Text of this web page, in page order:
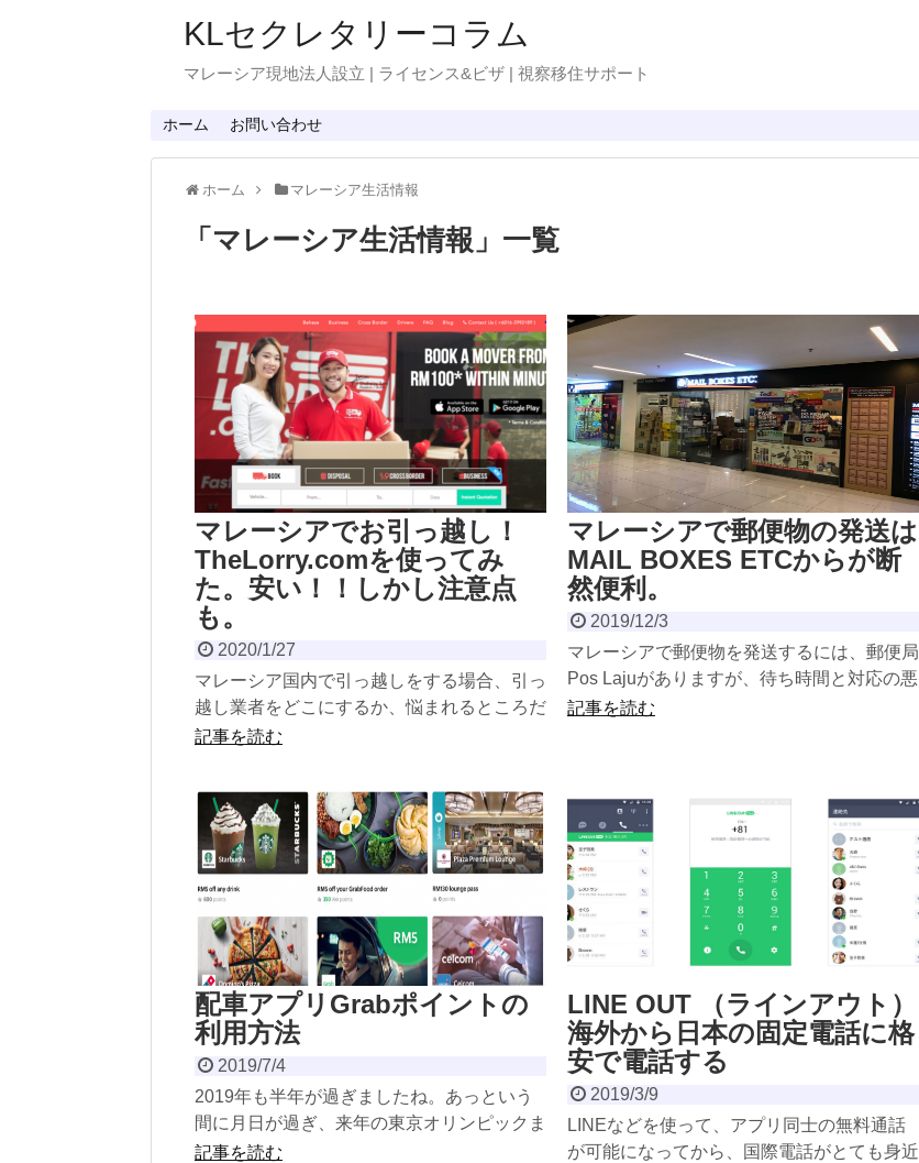
KLセクレタリーコラム
マレーシア現地法人設立 | ライセンス&ビザ | 視察移住サポート
ホーム お問い合わせ
ホーム マレーシア生活情報
「 マレーシア生活情報 」 一覧
マレーシアでお引っ越し！
TheLorry.comを使ってみ
た。安い！！しかし注意点
も。
2020/1/27
マレーシア国内で引っ越しをする場合、引っ
越し業者をどこにするか、悩まれるところだ
と思います。今日は、以前引っ越しをした際
記事を読む
マレーシアで郵便物の発送は
MAIL BOXES ETCからが断
然便利。
2019/12/3
マレーシアで郵便物を発送するには、郵便局
Pos Lajuがありますが、待ち時間と対応の悪
さ、言葉の問題（英語が得意な人が少ない）
記事を読む
配車アプリGrabポイントの
利用方法
2019/7/4
2019年も半年が過ぎましたね。あっという
間に月日が過ぎ、来年の東京オリンピックま
でいよいよ１年となってきました。私自身
記事を読む
LINE OUT （ラインアウト）
海外から日本の固定電話に格
安で電話する
2019/3/9
LINEなどを使って、アプリ同士の無料通話
が可能になってから、国際電話がとても身近